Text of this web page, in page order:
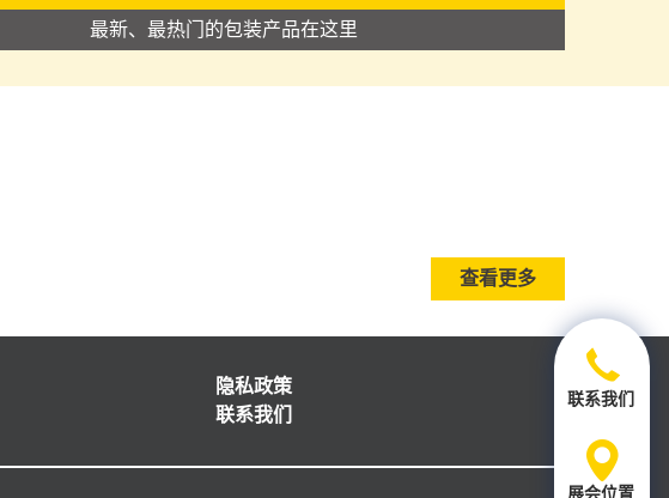
最新、最热门的包装产品在这里
查看更多
隐私政策
联系我们
联系我们
展会位置